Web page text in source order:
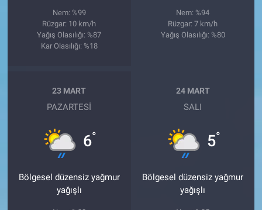
Nem: %99
Rüzgar: 10 km/h
Yağış Olasılığı: %87
Kar Olasılığı: %18
Nem: %94
Rüzgar: 7 km/h
Yağış Olasılığı: %80
23 MART
PAZARTESI
6°
Bölgesel düzensiz yağmur
yağışlı
24 MART
SALI
5°
Bölgesel düzensiz yağmur
yağışlı